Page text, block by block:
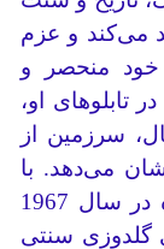
می‌کند و عزم
خود منحصر و
تابلوهای او،
سرزمین از
نکبت سال 1948 را نشان می‌دهد. با
درختان زیتون، زمین‌های اشغال شده در سال 1967
گلدوزی سنتی